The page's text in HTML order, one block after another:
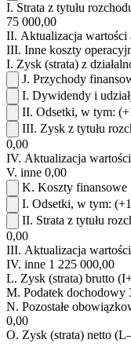
I. Strata z tytułu
75 000,00
II. Aktualizacja
III. Inne koszty
I. Zysk (strata) z
J. Przychody
I. Dywidendy i
II. Odsetki, w tym:
III. Zysk z tytułu
0,00
IV. Aktualizacja
V. inne 0,00
K. Koszty finansowe
I. Odsetki, w tym:
II. Strata z tytułu
0,00
III. Aktualizacja
IV. inne 1 225 000,00
L. Zysk (strata) brutto
M. Podatek dochodowy
N. Pozostałe
0,00
O. Zysk (strata) netto